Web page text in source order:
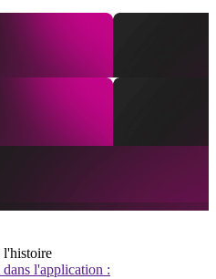
l'histoire
l'application :